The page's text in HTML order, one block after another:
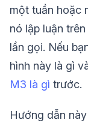
một tuần hoặc
nó lập luận
lần gọi. Nếu
hình này là gì
M3 là gì trước.
Hướng dẫn